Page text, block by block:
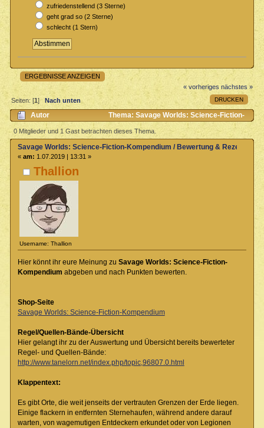
zufriedenstellend (3 Sterne)
geht grad so (2 Sterne)
schlecht (1 Stern)
ERGEBNISSE ANZEIGEN
« vorheriges nächstes »
DRUCKEN
Seiten: [1]Nach unten
Autor
Thema: Savage Worlds: Science-Fiction-
Kompendium / Bewertung & Rezensionen (Gelesen 2302 mal)
0 Mitglieder und 1 Gast betrachten dieses Thema.
Thallion
Username: Thallion
Savage Worlds: Science-Fiction-Kompendium / Bewertung &
« am: 1.07.2019 | 13:31 »
Hier könnt ihr eure Meinung zu Savage Worlds: Science-Fiction-
Kompendium abgeben und nach Punkten bewerten.
Shop-Seite
Savage Worlds: Science-Fiction-Kompendium
Regel/Quellen-Bände-Übersicht
Hier gelangt ihr zu der Auswertung und Übersicht bereits bewerteter
Regel- und Quellen-Bände:
http://www.tanelorn.net/index.php/topic,96807.0.html
Klappentext:
Es gibt Orte, die weit jenseits der vertrauten Grenzen der Erde liegen.
Einige flackern in entfernten Sternehaufen, während andere darauf
warten, von wagemutigen Entdeckern erkundet oder von Legionen